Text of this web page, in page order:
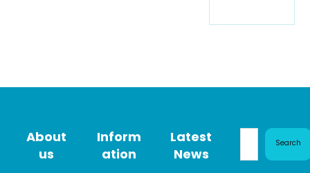
About
us
Inform
ation
Latest
News
Search